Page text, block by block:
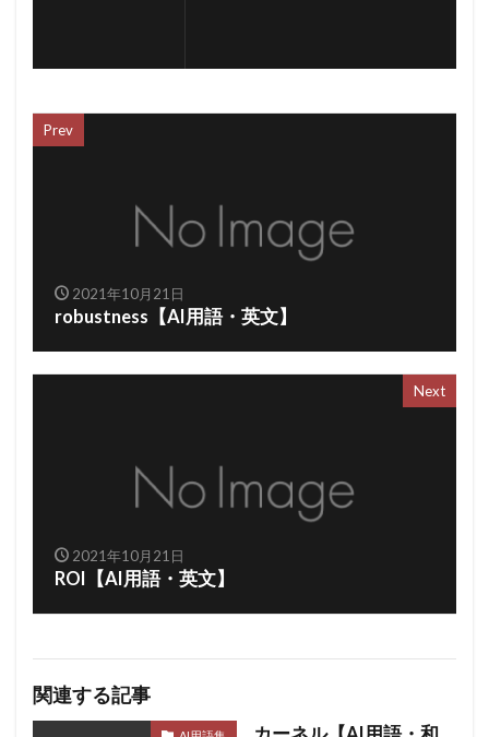
Prev
2021年10月21日
robustness【AI用語・英文】
Next
2021年10月21日
ROI【AI用語・英文】
関連する記事